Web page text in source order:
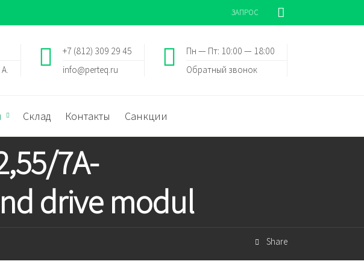
ЗАПРОС
Пн — Пт: 10:00 — 18:00
Обратный звонок
+7 (812) 309 29 45
info@perteq.ru
Склад Контакты Санкции
7A-
drive modul
Share